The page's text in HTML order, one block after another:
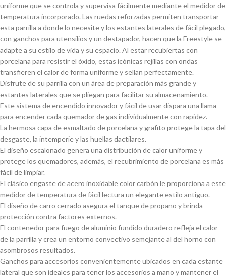
uniforme que se controla y supervisa fácilmente mediante el medidor de
temperatura incorporado. Las ruedas reforzadas permiten transportar
esta parrilla a donde lo necesite y los estantes laterales de fácil plegado,
con ganchos para utensilios y un destapador, hacen que la Freestyle se
adapte a su estilo de vida y su espacio. Al estar recubiertas con
porcelana para resistir el óxido, estas icónicas rejillas con ondas
transfieren el calor de forma uniforme y sellan perfectamente.
Disfrute de su parrilla con un área de preparación más grande y
estantes laterales que se pliegan para facilitar su almacenamiento.
Este sistema de encendido innovador y fácil de usar dispara una llama
para encender cada quemador de gas individualmente con rapidez.
La hermosa capa de esmaltado de porcelana y grafito protege la tapa del
desgaste, la intemperie y las huellas dactilares.
El diseño escalonado genera una distribución de calor uniforme y
protege los quemadores, además, el recubrimiento de porcelana es más
fácil de limpiar.
El clásico engaste de acero inoxidable color carbón le proporciona a este
medidor de temperatura de fácil lectura un elegante estilo antiguo.
El diseño de carro cerrado asegura el tanque de propano y brinda
protección contra factores externos.
El contenedor para fuego de aluminio fundido duradero refleja el calor
de la parrilla y crea un entorno convectivo semejante al del horno con
asombrosos resultados.
Ganchos para accesorios convenientemente ubicados en cada estante
lateral que son ideales para tener los accesorios a mano y mantener el